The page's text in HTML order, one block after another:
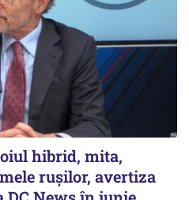
hibrid, mita,
ruşilor, avertiza